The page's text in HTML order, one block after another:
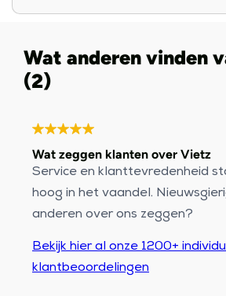
Wat anderen vinden
(2)
Wat zeggen klanten over Vietz
Service en klanttevredenheid
hoog in het vaandel.
anderen over ons zeggen?
Bekijk hier al onze 1200+
klantbeoordelingen